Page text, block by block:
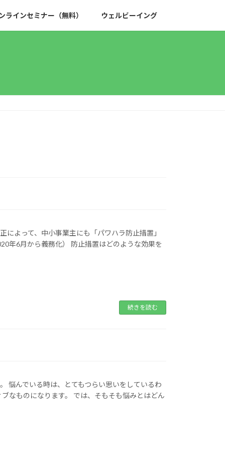
ラインセミナー（無料） ウェルビーイング
よって、中小事業主にも「パワハラ防止措置」
年6月から義務化） 防止措置はどのような効果を
続きを読む
悩んでいる時は、とてもつらい思いをしているわ
なものになります。 では、そもそも悩みとはどん